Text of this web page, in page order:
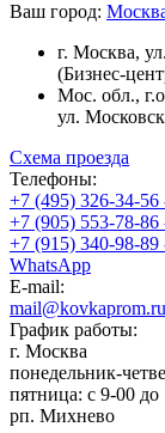
Ваш город:
г. Москва,
(Бизнес-
Мос. обл.,
ул.
Схема проезда
Телефоны:
+7 (495) 326-34-
+7 (905) 553-78-
+7 (915) 340-98-
WhatsApp
E-mail:
mail@kovkaprom.ru
График работы:
г. Москва
понедельник-
пятница: с 9-00 до
рп. Михнево